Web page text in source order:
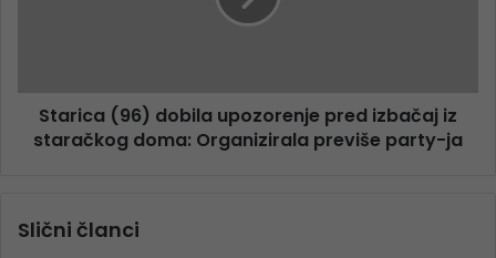
Starica (96) dobila upozorenje pred izbačaj iz
staračkog doma: Organizirala previše party-ja
Slični članci